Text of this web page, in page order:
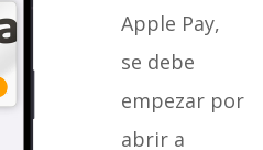
Apple Pay,
se debe
empezar por
abrir a